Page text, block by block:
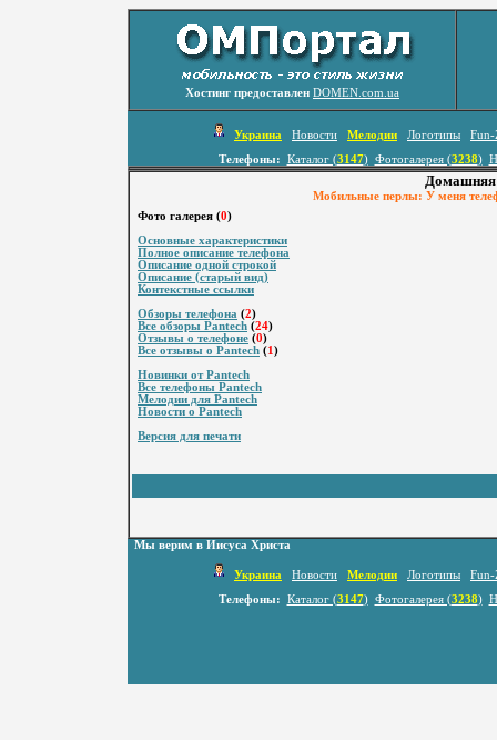
Хостинг предоставлен DOMEN.com.ua
Украина Новости Мелодии Логотипы
Fun-
Телефоны:
Каталог (3147) Фотогалерея (3238)
Домашняя
Мобильные перлы: У меня
Фото галерея (0)
Основные характеристики
Полное описание телефона
Описание одной строкой
Описание (старый вид)
Контекстные ссылки
Обзоры телефона (2)
Все обзоры Pantech (24)
Отзывы о телефоне (0)
Все отзывы о Pantech (1 )
Новинки от Pantech
Все телефоны Pantech
Мелодии для Pantech
Новости о Pantech
Версия для печати
Мы верим в Иисуса Христа
Украина Новости Мелодии Логотипы
Fun-
Телефоны:
Каталог (3147) Фотогалерея (3238)